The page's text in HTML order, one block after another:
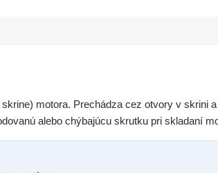
motora. Prechádza cez otvory v skrini
alebo chýbajúcu skrutku pri skladaní